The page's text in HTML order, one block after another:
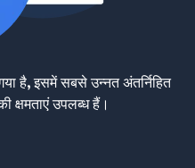
है, इसमें सबसे उन्नत अंतर्निहित
क्षमताएं उपलब्ध हैं।